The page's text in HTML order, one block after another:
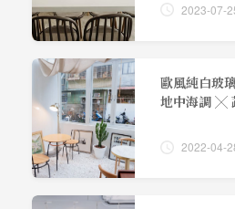
2023-07-
歐風純白玻
地中海調 ╳
2022-04-